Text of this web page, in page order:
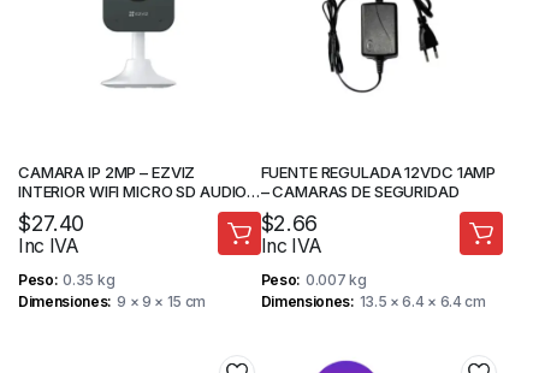
CAMARA IP 2MP – EZVIZ
INTERIOR WIFI MICRO SD AUDIO 2
VIAS- CAMARA DE SEGURIDAD
$27.40
Inc IVA
Peso 0.35 kg
Dimensiones 9 × 9 × 15 cm
FUENTE REGULADA 12VDC 1AMP
– CAMARAS DE SEGURIDAD
$2.66
Inc IVA
Peso 0.007 kg
Dimensiones 13.5 × 6.4 × 6.4 cm